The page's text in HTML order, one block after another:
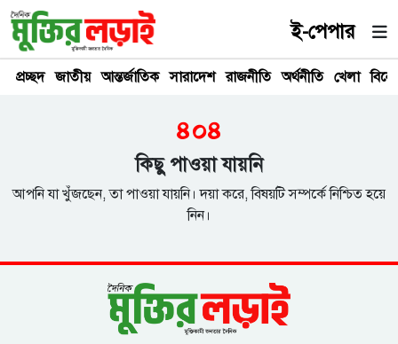
ই-পেপার
প্রচ্ছদ জাতীয় আন্তর্জাতিক সারাদেশ রাজনীতি অর্থনীতি খেলা
৪০৪
কিছু পাওয়া যায়নি
আপনি যা খুঁজছেন, তা পাওয়া যায়নি। দয়া করে, বিষয়টি সম্পর্কে নিশ্চিত হয়ে
নিন।